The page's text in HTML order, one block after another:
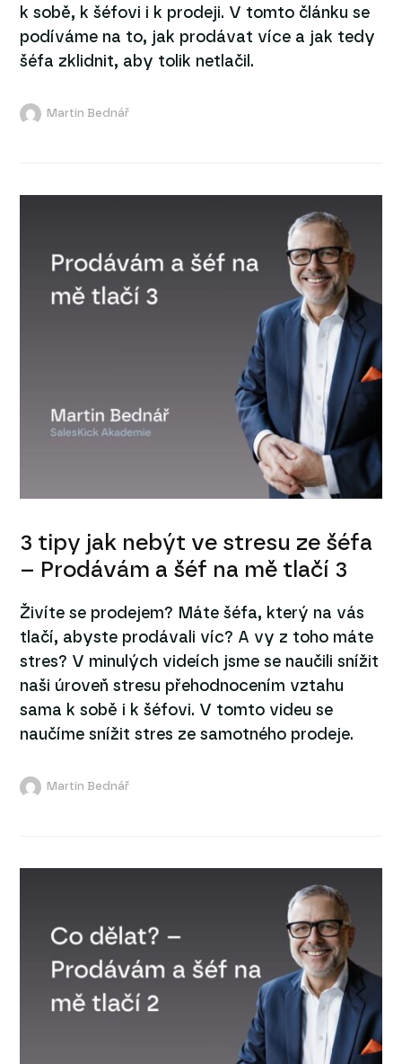
k sobě, k šéfovi i k prodeji. V tomto článku se
podíváme na to, jak prodávat více a jak tedy
šéfa zklidnit, aby tolik netlačil.
Martin Bednář
3 tipy jak nebýt ve stresu ze šéfa
– Prodávám a šéf na mě tlačí 3
Živíte se prodejem? Máte šéfa, který na vás
tlačí, abyste prodávali víc? A vy z toho máte
stres? V minulých videích jsme se naučili snížit
naši úroveň stresu přehodnocením vztahu
sama k sobě i k šéfovi. V tomto videu se
naučíme snížit stres ze samotného prodeje.
Martin Bednář